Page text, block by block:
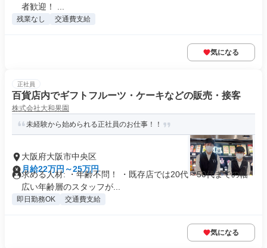
者歓迎！ ...
残業なし 交通費支給
気になる
正社員
百貨店内でギフトフルーツ・ケーキなどの販売・接客
株式会社大和果園
未経験から始められる正社員のお仕事！！
大阪府大阪市中央区
月給22万円～25万円
求める人材: ・年齢不問！ ・既存店では20代～50代までの幅
広い年齢層のスタッフが...
即日勤務OK 交通費支給
気になる